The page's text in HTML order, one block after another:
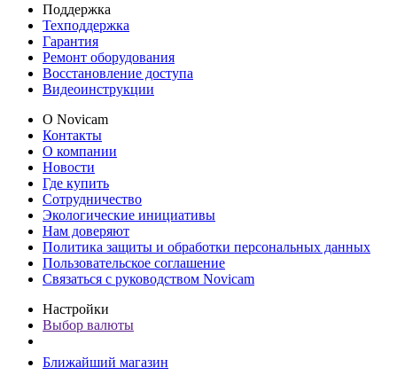
Поддержка
Техподдержка
Гарантия
Ремонт оборудования
Восстановление доступа
Видеоинструкции
О Novicam
Контакты
О компании
Новости
Где купить
Сотрудничество
Экологические инициативы
Нам доверяют
Политика защиты и обработки персональных данных
Пользовательское соглашение
Связаться с руководством Novicam
Настройки
Выбор валюты
Ближайший магазин